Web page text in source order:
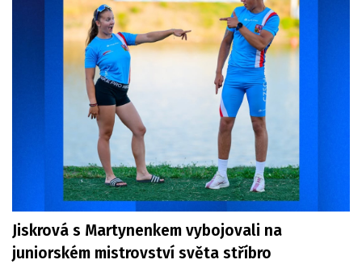
Jiskrová s Martynenkem vybojovali na
juniorském mistrovství světa stříbro